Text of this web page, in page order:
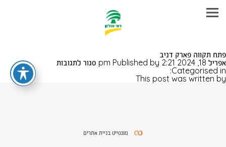
מעבר
מהיר
לתוכן
הראשי
פתח תקווה פארק דניב
אפריל 18, 2024 2:21 pm
Published by סגור לתגובותעל
Categorised in:
This post was written by
מונסייט בניית אתרים